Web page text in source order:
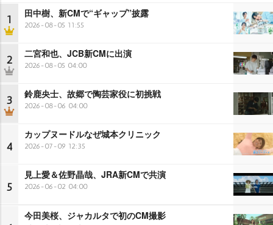
1 田中樹、新CMで“ギャップ”披露
2026-08-05 11:55
2 二宮和也、JCB新CMに出演
2026-08-05 04:00
3 鈴鹿央士、故郷で陶芸家役に初挑戦
2026-08-06 04:00
4
カップヌードルなぜ城本クリニック
2026-07-09 12:35
5
見上愛＆佐野晶哉、JRA新CMで共演
2026-06-02 04:00
今田美桜、ジャカルタで初のCM撮影